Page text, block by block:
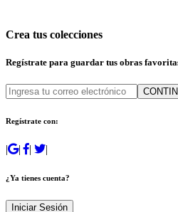
Crea tus colecciones
Regístrate para guardar tus obras
Regístrate con:
| | | |
¿Ya tienes cuenta?
Iniciar Sesión